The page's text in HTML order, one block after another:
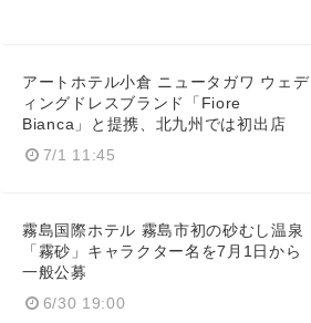
アートホテル小倉 ニュータガワ ウェデ
ィングドレスブランド「Fiore
Bianca」と提携、北九州では初出店
7/1 11:45
霧島国際ホテル 霧島市初の砂むし温泉
「霧砂」キャラクター名を7月1日から
一般公募
6/30 19:00